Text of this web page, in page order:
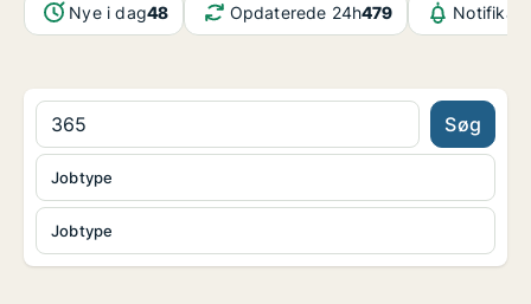
Nye i dag48 Opdaterede 24h479
Søg
Jobtype
Jobtype